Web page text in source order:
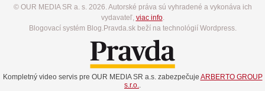
© OUR MEDIA SR a. s. 2026. Autorské práva sú vyhradené a vykonáva ich
vydavateľ, viac info.
Blogovací systém Blog.Pravda.sk beží na technológií Wordpress.
Kompletný video servis pre OUR MEDIA SR a.s. zabezpečuje ARBERTO GROUP
s.r.o.